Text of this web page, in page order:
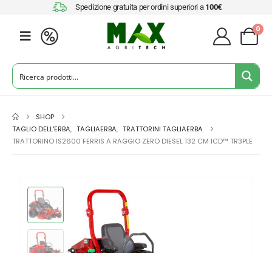
Spedizione gratuita per ordini superiori a 100€
0
SHOP
TAGLIO DELL'ERBA, TAGLIAERBA, TRATTORINI TAGLIAERBA
TRATTORINO IS2600 FERRIS A RAGGIO ZERO DIESEL 132 CM ICD™ TR3PLE